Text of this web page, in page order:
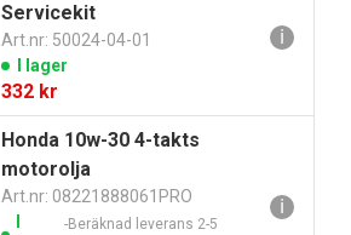
Servicekit
Art.nr: 50024-04-01
I lager
332 kr
ℹ
Honda 10w-30 4-takts
motorolja
Art.nr: 08221888061PRO
Beräknad leverans 2-5
ℹ